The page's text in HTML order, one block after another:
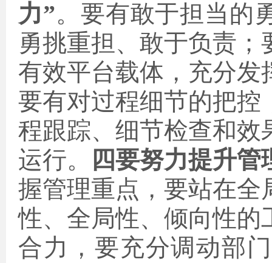
力”。要有敢于担当的
勇挑重担、敢于负责
有效平台载体，充分发
要有对过程细节的把控
程跟踪、细节检查和效
运行。
四要努力提升管
握管理重点，要站在全
性、全局性、倾向性的
合力，要充分调动部